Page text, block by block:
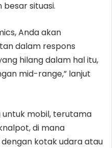
situasi.
Anda akan
dalam respons
hilang dalam hal itu,
mid-range,” lanjut
mobil, terutama
di mana
kotak udara atau